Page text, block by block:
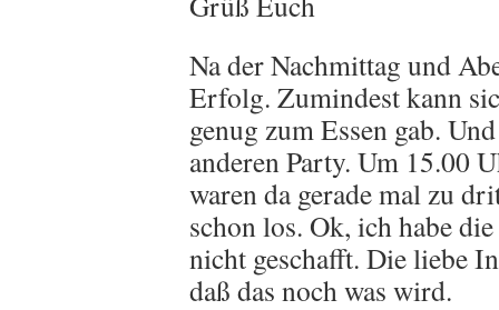
Na der Nachmittag und
Erfolg. Zumindest kann
genug zum Essen gab.
anderen Party. Um 15.00
waren da gerade mal zu
schon los. Ok, ich habe
nicht geschafft. Die liebe
daß das noch was wird.